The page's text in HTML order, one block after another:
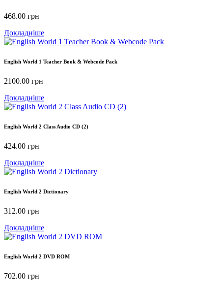
468.00 грн
Докладніше
English World 1 Teacher Book & Webcode Pack
2100.00 грн
Докладніше
English World 2 Class Audio CD (2)
424.00 грн
Докладніше
English World 2 Dictionary
312.00 грн
Докладніше
English World 2 DVD ROM
702.00 грн